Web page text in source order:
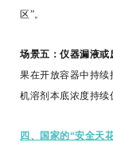
区”。
场景五：仪器漏液或
果在开放容器中持
机溶剂本底浓度持续
四、国家的“安全